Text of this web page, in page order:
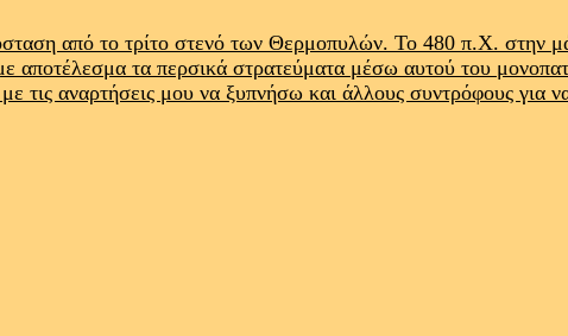
από το τρίτο στενό των Θερμοπυλών. Το 480 π.Χ. στην
τα περσικά στρατεύματα μέσω αυτού του
τις αναρτήσεις μου να ξυπνήσω και άλλους συντρόφους για